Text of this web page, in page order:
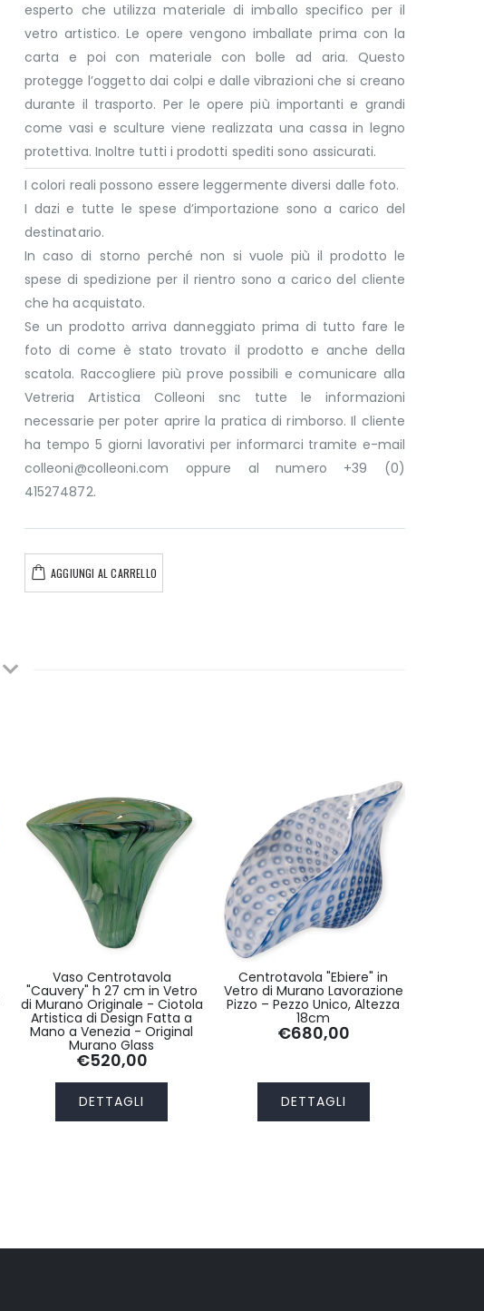
esperto che utilizza materiale di imballo specifico per il
vetro artistico. Le opere vengono imballate prima con la
carta e poi con materiale con bolle ad aria. Questo
protegge l’oggetto dai colpi e dalle vibrazioni che si creano
durante il trasporto. Per le opere più importanti e grandi
come vasi e sculture viene realizzata una cassa in legno
protettiva. Inoltre tutti i prodotti spediti sono assicurati.
I colori reali possono essere leggermente diversi dalle foto.
I dazi e tutte le spese d’importazione sono a carico del
destinatario.
In caso di storno perché non si vuole più il prodotto le
spese di spedizione per il rientro sono a carico del cliente
che ha acquistato.
Se un prodotto arriva danneggiato prima di tutto fare le
foto di come è stato trovato il prodotto e anche della
scatola. Raccogliere più prove possibili e comunicare alla
Vetreria Artistica Colleoni snc tutte le informazioni
necessarie per poter aprire la pratica di rimborso. Il cliente
ha tempo 5 giorni lavorativi per informarci tramite e-mail
colleoni@colleoni.com oppure al numero +39 (0)
415274872.
AGGIUNGI AL CARRELLO
Vaso Centrotavola
"Cauvery" h 27 cm in Vetro
di Murano Originale - Ciotola
Artistica di Design Fatta a
Mano a Venezia - Original
Murano Glass
€520,00
DETTAGLI
Centrotavola "Ebiere" in
Vetro di Murano Lavorazione
Pizzo – Pezzo Unico, Altezza
18cm
€680,00
DETTAGLI